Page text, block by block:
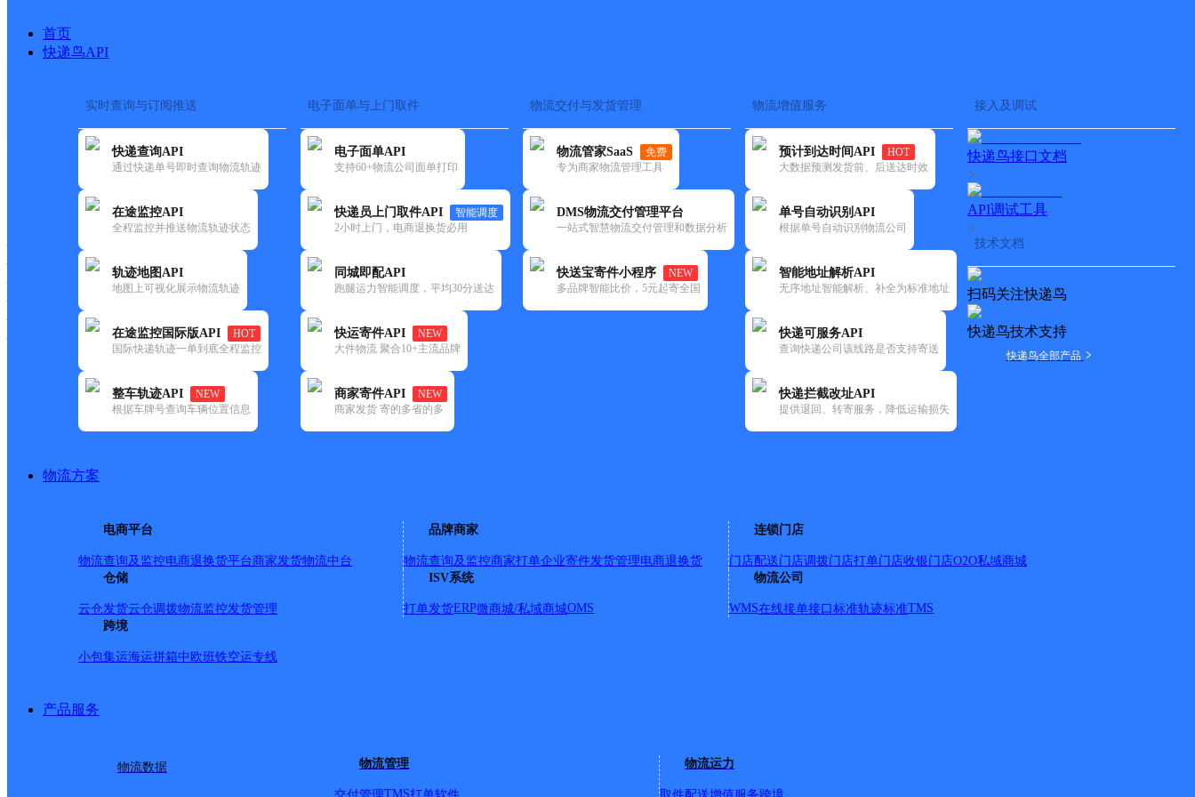
首页
快递鸟API
实时查询与订阅推送
快递查询API
通过快递单号即时查询物流轨迹
在途监控API
全程监控并推送物流轨迹状态
轨迹地图API
地图上可视化展示物流轨迹
在途监控国际版API
HOT
国际快递轨迹一单到底全程监控
整车轨迹API
NEW
根据车牌号查询车辆位置信息
电子面单与上门取件
电子面单API
支持60+物流公司面单打印
快递员上门取件API
智能调度
2小时上门，电商退换货必用
同城即配API
跑腿运力智能调度，平均30分送达
快运寄件API
NEW
大件物流 聚合10+主流品牌
商家寄件API
NEW
商家发货 寄的多省的多
物流交付与发货管理
物流管家SaaS
免费
专为商家物流管理工具
DMS物流交付管理平台
一站式智慧物流交付管理和数据分析
快送宝寄件小程序
NEW
多品牌智能比价，5元起寄全国
物流增值服务
预计到达时间API
HOT
大数据预测发货前、后送达时效
单号自动识别API
根据单号自动识别物流公司
智能地址解析API
无序地址智能解析、补全为标准地址
快递可服务API
查询快递公司该线路是否支持寄送
快递拦截改址API
提供退回、转寄服务，降低运输损失
接入及调试
快递鸟接口文档
API调试工具
技术文档
扫码关注快递鸟
快递鸟技术支持
快递鸟全部产品
物流方案
电商平台
物流查询及监控电商退换货平台商家发货物流中台
品牌商家
物流查询及监控商家打单企业寄件发货管理电商退换货
连锁门店
门店配送门店调拨门店打单门店收银门店O2O私域商城
仓储
云仓发货云仓调拨物流监控发货管理
ISV系统
打单发货ERP微商城/私域商城OMS
物流公司
WMS在线接单接口标准轨迹标准TMS
跨境
小包集运海运拼箱中欧班铁空运专线
产品服务
物流数据 物流管理
TMS
物流运力
快递大全 > 快递网点
快递大全 快运大全
NEW
城市：新乡市 ✕ 快递：圆通速递 ✕ 地区：获嘉县 ✕ 清空已选
递(9)
更多号码地址：河南省新乡市获嘉县
派送范围:1、嘉县（城关镇）2、中和镇、亢村镇、冯庄镇、?徐营镇详情
尾页
乐东县电话：